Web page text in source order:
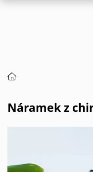
Náramek z